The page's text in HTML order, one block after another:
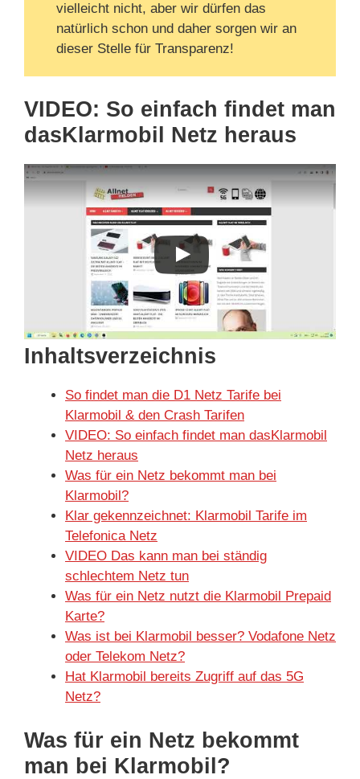
vielleicht nicht, aber wir dürfen das
natürlich schon und daher sorgen wir an
dieser Stelle für Transparenz!
VIDEO: So einfach findet man
dasKlarmobil Netz heraus
Inhaltsverzeichnis
So findet man die D1 Netz Tarife bei
Klarmobil & den Crash Tarifen
VIDEO: So einfach findet man dasKlarmobil
Netz heraus
Was für ein Netz bekommt man bei
Klarmobil?
Klar gekennzeichnet: Klarmobil Tarife im
Telefonica Netz
VIDEO Das kann man bei ständig
schlechtem Netz tun
Was für ein Netz nutzt die Klarmobil Prepaid
Karte?
Was ist bei Klarmobil besser? Vodafone Netz
oder Telekom Netz?
Hat Klarmobil bereits Zugriff auf das 5G
Netz?
Was für ein Netz bekommt
man bei Klarmobil?